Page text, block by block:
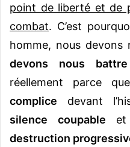
point de liberté et de
combat. C’est
homme, nous devons
devons nous battre
réellement parce
complice devant
silence coupable
destruction